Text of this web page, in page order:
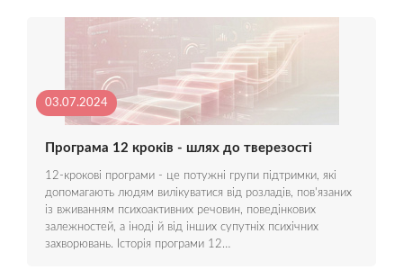
03.07.2024
Програма 12 кроків - шлях до тверезості
12-крокові програми - це потужні групи підтримки, які
допомагають людям вилікуватися від розладів, пов'язаних
із вживанням психоактивних речовин, поведінкових
залежностей, а іноді й від інших супутніх психічних
захворювань. Історія програми 12…